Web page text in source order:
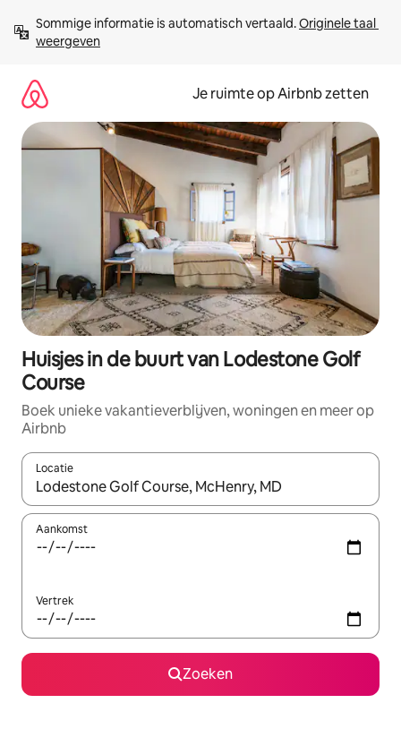
direct
naar
Sommige informatie is automatisch vertaald. Originele taal
weergeven
Je ruimte op Airbnb zetten
Huisjes in de buurt van Lodestone Golf
Course
Boek unieke vakantieverblijven, woningen en meer op
Airbnb
Locatie
Wanneer er suggesties beschikbaar zijn, maak je een keuze
Aankomst
Vertrek
Zoeken